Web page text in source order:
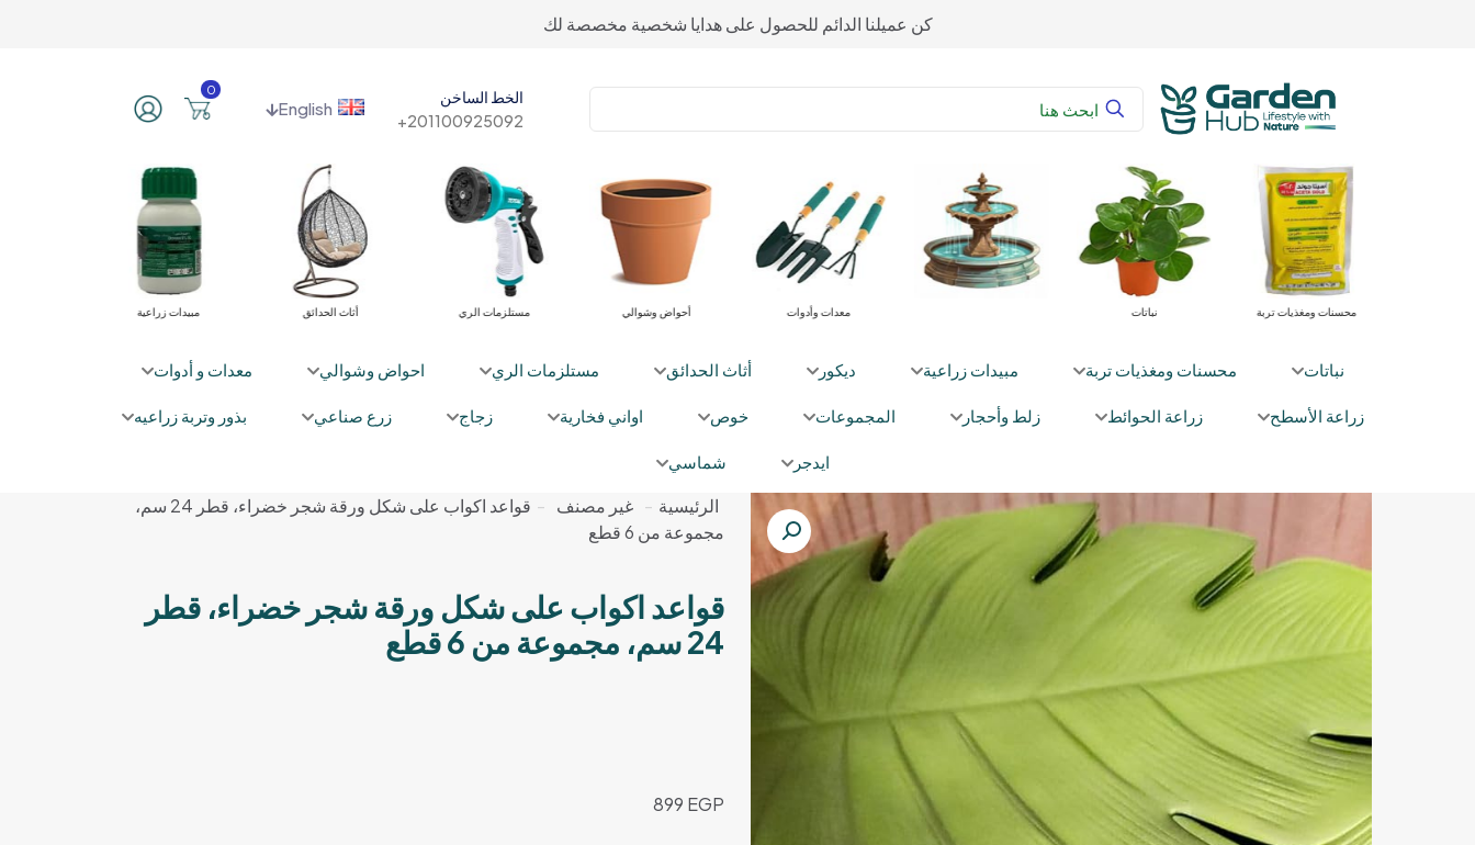
كن عميلنا الدائم للحصول على هدايا شخصية مخصصة لك
الخط الساخن
201100925092+
English
0
مبيدات زراعية أثاث الحدائق مستلزمات الري أحواض وشوالي معدات وأدوات نباتات محسنات ومغذيات تربة
نباتات محسنات ومغذيات تربة مبيدات زراعية ديكور أثاث الحدائق مستلزمات الري احواض وشوالي معدات و أدوات
زراعة الأسطح زراعة الحوائط زلط وأحجار المجموعات خوص اواني فخارية زجاج زرع صناعي بذور وتربة زراعيه
ايدجر شماسي
الرئيسية - غير مصنف -
قواعد اكواب على شكل ورقة شجر خضراء، قطر 24 سم،
مجموعة من 6 قطع
قواعد اكواب على شكل ورقة شجر خضراء، قطر
24 سم، مجموعة من 6 قطع
899 EGP